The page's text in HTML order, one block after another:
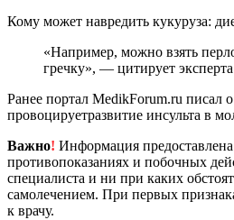
Кому может навредить кукуруза:
«Например, можно взять перловку, бурый рис или
гречку», — цитирует
Ранее портал MedikForum.ru писал
провоцируетразвитие инсульта в
Важно! Информация
противопоказаниях и побочных
специалиста и ни при каких
самолечением. При первых
к врачу.